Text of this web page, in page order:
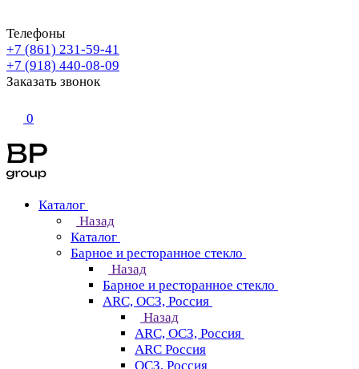
Телефоны
+7 (861) 231-59-41
+7 (918) 440-08-09
Заказать звонок
0
Каталог
Назад
Каталог
Барное и ресторанное стекло
Назад
Барное и ресторанное стекло
ARC, ОСЗ, Россия
Назад
ARC, ОСЗ, Россия
ARC Россия
ОСЗ, Россия